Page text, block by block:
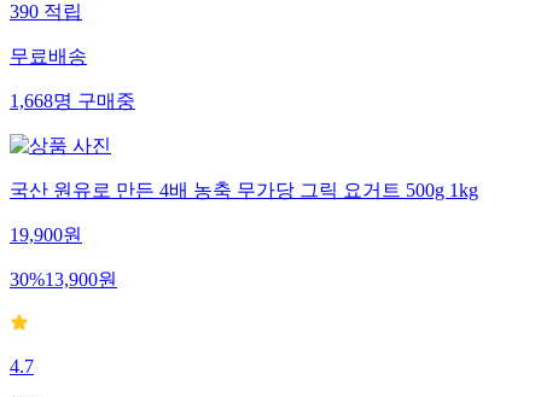
390적립
무료배송
1,668명구매중
국산 원유로 만든 4배 농축 무가당 그릭 요거트 500g 1kg
19,900원
30%13,900원
4.7